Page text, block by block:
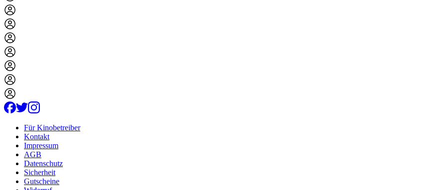
Für Kinobetreiber
Kontakt
Impressum
AGB
Datenschutz
Sicherheit
Gutscheine